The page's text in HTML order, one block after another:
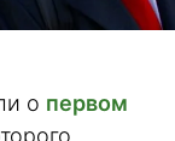
о первом